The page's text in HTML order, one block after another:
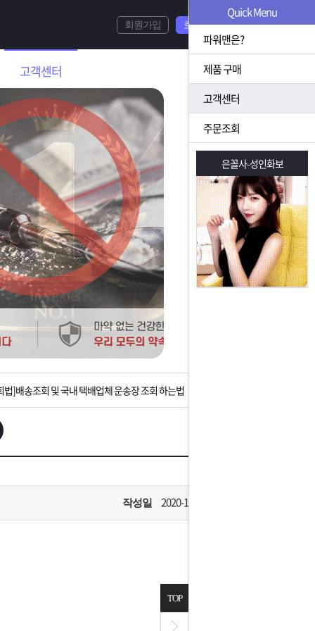
고객센터
회원가입 로그인
상황을 대비해 꼭 입금후 고객센터 연락바랍니다.
연휴 배송 및 휴무 안내
]배송조회 및 국내 택배업체 운송장 조회 하는법
고객 앱설치 가능합니다.
안내] 집 밖에 주소로 택배 받기
작성일 2020-10-04
Quick Menu
파워맨은?
제품 구매
고객센터
주문조회
은꼴사-성인화보 은꼴사-성인화보
TOP